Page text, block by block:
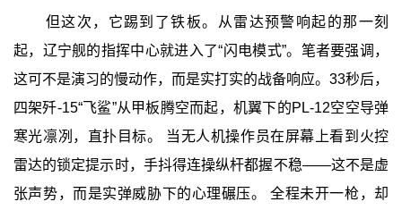
但这次，它踢到了铁板。从雷达预警响起的那一刻
起，辽宁舰的指挥中心就进入了“闪电模式”。笔者要强调，
这可不是演习的慢动作，而是实打实的战备响应。33秒后，
四架歼-15“飞鲨”从甲板腾空而起，机翼下的PL-12空空导弹
寒光凛冽，直扑目标。 当无人机操作员在屏幕上看到火控
雷达的锁定提示时，手抖得连操纵杆都握不稳——这不是虚
张声势，而是实弹威胁下的心理碾压。 全程未开一枪，却